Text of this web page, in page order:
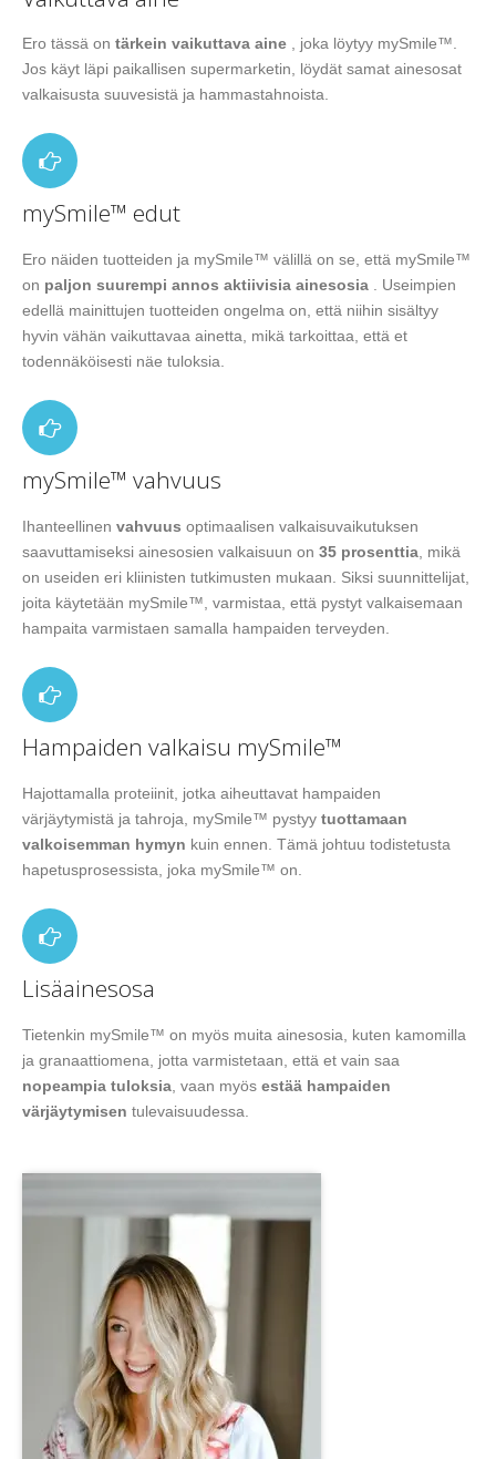
Ero tässä on tärkein vaikuttava aine , joka löytyy mySmile™.
Jos käyt läpi paikallisen supermarketin, löydät samat ainesosat
valkaisusta suuvesistä ja hammastahnoista.
mySmile™ edut
Ero näiden tuotteiden ja mySmile™ välillä on se, että mySmile™
on paljon suurempi annos aktiivisia ainesosia . Useimpien
edellä mainittujen tuotteiden ongelma on, että niihin sisältyy
hyvin vähän vaikuttavaa ainetta, mikä tarkoittaa, että et
todennäköisesti näe tuloksia.
mySmile™ vahvuus
Ihanteellinen vahvuus optimaalisen valkaisuvaikutuksen
saavuttamiseksi ainesosien valkaisuun on 35 prosenttia, mikä
on useiden eri kliinisten tutkimusten mukaan. Siksi suunnittelijat,
joita käytetään mySmile™, varmistaa, että pystyt valkaisemaan
hampaita varmistaen samalla hampaiden terveyden.
Hampaiden valkaisu mySmile™
Hajottamalla proteiinit, jotka aiheuttavat hampaiden
värjäytymistä ja tahroja, mySmile™ pystyy tuottamaan
valkoisemman hymyn kuin ennen. Tämä johtuu todistetusta
hapetusprosessista, joka mySmile™ on.
Lisäainesosa
Tietenkin mySmile™ on myös muita ainesosia, kuten kamomilla
ja granaattiomena, jotta varmistetaan, että et vain saa
nopeampia tuloksia , vaan myös estää hampaiden
värjäytymisen tulevaisuudessa.